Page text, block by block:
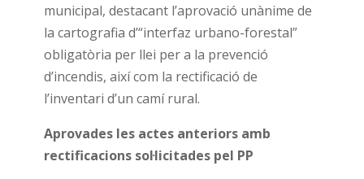
municipal, destacant l’aprovació unànime de
la cartografia d’“interfaz urbano-forestal”
obligatòria per llei per a la prevenció
d’incendis, així com la rectificació de
l’inventari d’un camí rural.
Aprovades les actes anteriors amb
rectificacions sol·licitades pel PP